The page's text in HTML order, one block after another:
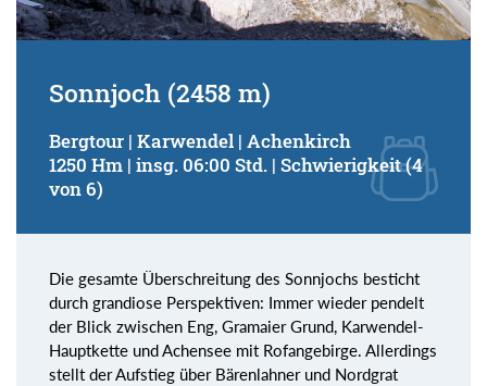
Sonnjoch (2458 m)
Bergtour | Karwendel | Achenkirch
1250 Hm | insg. 06:00 Std. | Schwierigkeit (4
von 6)
Die gesamte Überschreitung des Sonnjochs besticht
durch grandiose Perspektiven: Immer wieder pendelt
der Blick zwischen Eng, Gramaier Grund, Karwendel-
Hauptkette und Achensee mit Rofangebirge. Allerdings
stellt der Aufstieg über Bärenlahner und Nordgrat